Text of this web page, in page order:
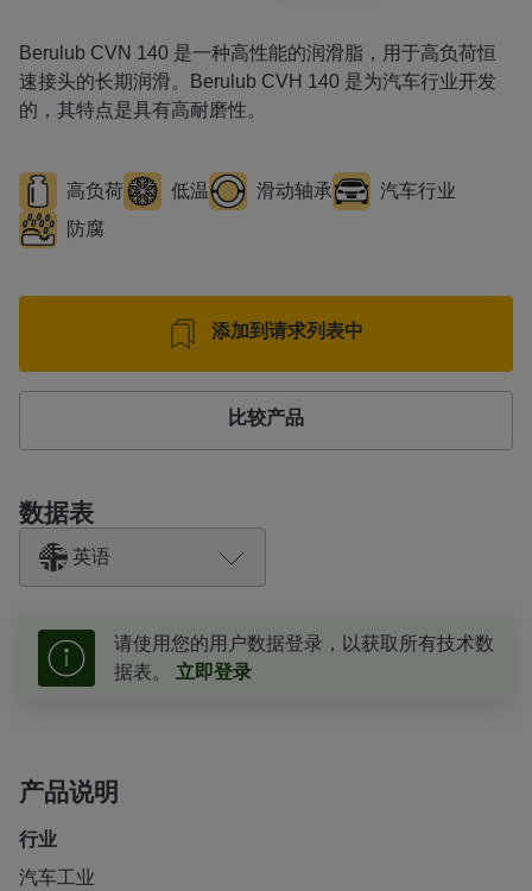
Berulub CVN 140 是一种高性能的润滑脂，用于高负荷恒
速接头的长期润滑。Berulub CVH 140 是为汽车行业开发
的，其特点是具有高耐磨性。
高负荷 低温 滑动轴承
汽车行业
防腐
添加到请求列表中
比较产品
数据表
英语
请使用您的用户数据登录，以获取所有技术数
据表。 立即登录
产品说明
行业
汽车工业